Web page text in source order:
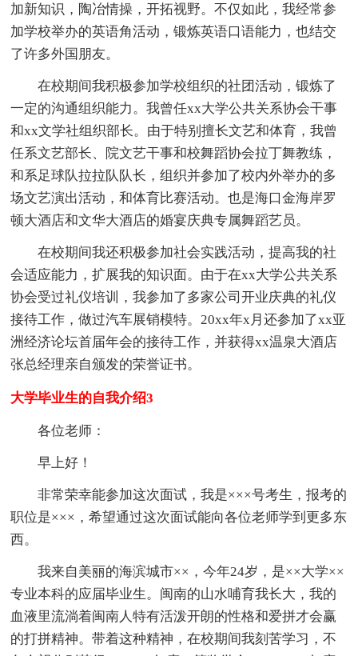
加新知识，陶冶情操，开拓视野。不仅如此，我经常参
加学校举办的英语角活动，锻炼英语口语能力，也结交
了许多外国朋友。
在校期间我积极参加学校组织的社团活动，锻炼了
一定的沟通组织能力。我曾任xx大学公共关系协会干事
和xx文学社组织部长。由于特别擅长文艺和体育，我曾
任系文艺部长、院文艺干事和校舞蹈协会拉丁舞教练，
和系足球队拉拉队队长，组织并参加了校内外举办的多
场文艺演出活动，和体育比赛活动。也是海口金海岸罗
顿大酒店和文华大酒店的婚宴庆典专属舞蹈艺员。
在校期间我还积极参加社会实践活动，提高我的社
会适应能力，扩展我的知识面。由于在xx大学公共关系
协会受过礼仪培训，我参加了多家公司开业庆典的礼仪
接待工作，做过汽车展销模特。20xx年x月还参加了xx亚
洲经济论坛首届年会的接待工作，并获得xx温泉大酒店
张总经理亲自颁发的荣誉证书。
大学毕业生的自我介绍3
各位老师：
早上好！
非常荣幸能参加这次面试，我是×××号考生，报考的
职位是×××，希望通过这次面试能向各位老师学到更多东
西。
我来自美丽的海滨城市××，今年24岁，是××大学××
专业本科的应届毕业生。闽南的山水哺育我长大，我的
血液里流淌着闽南人特有活泼开朗的性格和爱拼才会赢
的打拼精神。带着这种精神，在校期间我刻苦学习，不